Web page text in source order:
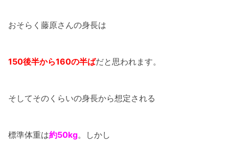
おそらく藤原さんの身長は
150後半から160の半ばだと思われます。
そしてそのくらいの身長から想定される
標準体重は約50kg。しかし